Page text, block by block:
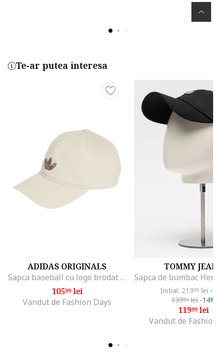
Te-ar putea interesa
ADIDAS ORIGINALS
Sapca baseball cu logo brodat Classic, Crem
10599lei
Vandut de Fashion Days
TOMMY
Initial: 21399 lei -
13999lei -14%
11999lei
Vandut de Fashion